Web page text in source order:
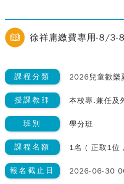
徐祥庸繳費專用-8/
課程分類 2026兒童歡樂
授課教師 本校專.兼任及
班別 學分班
課程名額 1名 ( 正取1位
報名截止日 2026-06-30